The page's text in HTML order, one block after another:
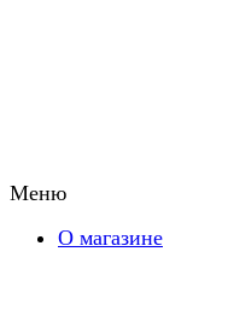
Меню
О магазине